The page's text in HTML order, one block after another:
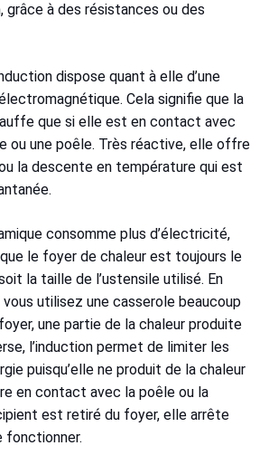
grâce à des résistances ou des
dispose quant à elle d’une
Cela signifie que la
que si elle est en contact avec
ou une poêle. Très réactive, elle offre
la descente en température qui est
consomme plus d’électricité,
le foyer de chaleur est toujours le
la taille de l’ustensile utilisé. En
vous utilisez une casserole beaucoup
une partie de la chaleur produite
l’induction permet de limiter les
puisqu’elle ne produit de la chaleur
en contact avec la poêle ou la
est retiré du foyer, elle arrête
fonctionner.